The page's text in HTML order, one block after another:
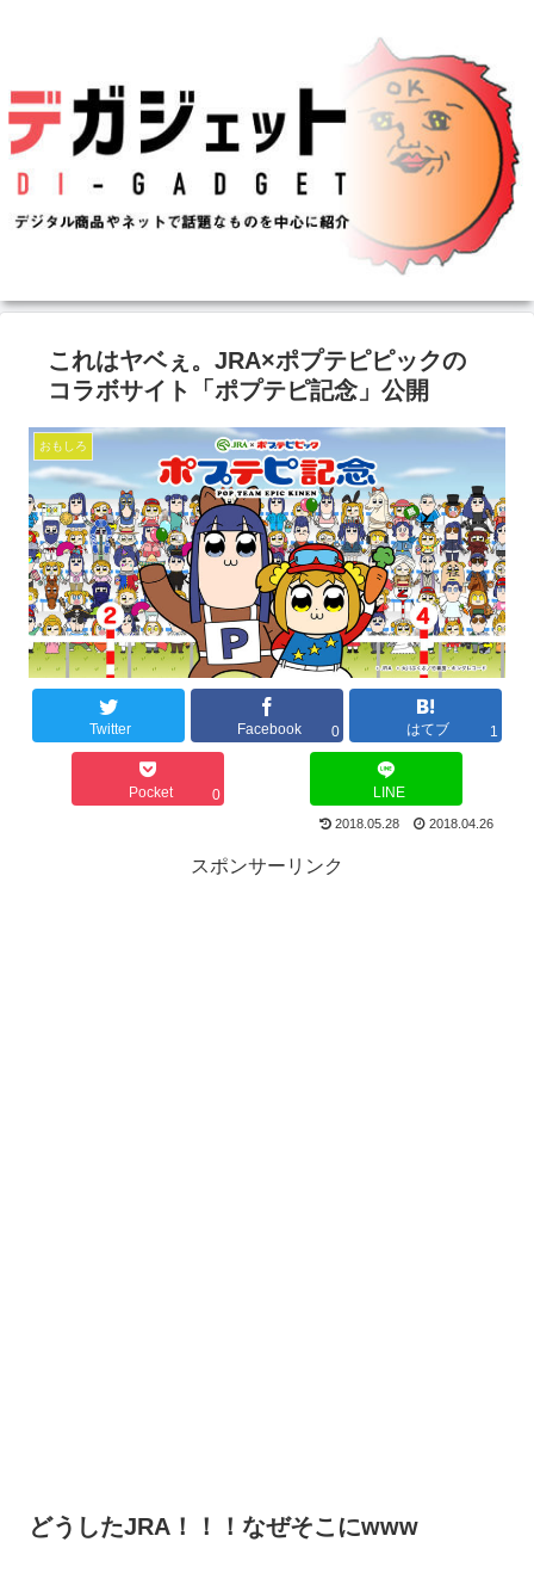
これはヤベぇ。JRA×ポプテピピックの
コラボサイト「ポプテピ記念」公開
おもしろ
Twitter Facebook 0 はてブ 1
Pocket 0 LINE
2018.05.28 2018.04.26
スポンサーリンク
どうしたJRA！！！なぜそこにwww